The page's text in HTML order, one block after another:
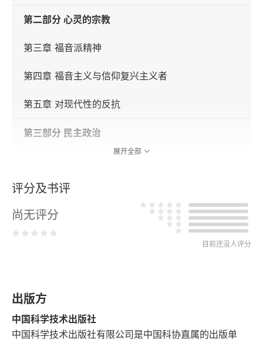
第二部分 心灵的宗教
第三章 福音派精神
第四章 福音主义与信仰复兴主义者
第五章 对现代性的反抗
第三部分 民主政治
第七章 改革者的命运
第八章 专家的崛起
第十章 自立与励志技术
第十一章 主题的变奏
展开全部
评分及书评
尚无评分
目前还没人评分
出版方
中国科学技术出版社
中国科学技术出版社有限公司是中国科协直属的出版单